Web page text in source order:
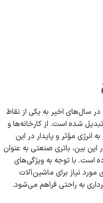
سال‌های اخیر به یکی از نقاط
شده است. از کارخانه‌ها و
انرژی مؤثر و پایدار در این
بین، باتری صنعتی به عنوان
است. با توجه به ویژگی‌های
مورد نیاز برای ماشین‌آلات
به راحتی فراهم می‌شود.